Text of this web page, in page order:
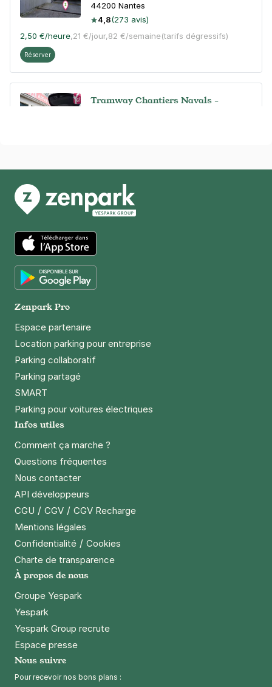
44200 Nantes
4,8(273 avis)
2,50 €/heure,21 €/jour,82 €/semaine(tarifs dégressifs)
Réserver
Tramway Chantiers Navals -
2,40 €/heure,21,60 €/jour,85,20 €/semaine
(tarifs dégressifs)
Réserver
Nantes - Chantiers Navals -
Appart'City
+ Abonnements disponibles
Nantes Centre - Leloup
44100
2 €/heure,18 €/jour,
Réserver
+ Abonnements disponibles
Tramway Moutonnerie - boulevard
12 €/jour,34 €/semaine(tarifs dégressifs)
Réserver
App Store
Zenpark Pro
Espace partenaire
Location parking pour entreprise
Parking collaboratif
Parking partagé
SMART
Parking pour voitures électriques
Infos utiles
Comment ça marche ?
Questions fréquentes
Nous contacter
API développeurs
CGU / CGV / CGV Recharge
Mentions légales
Confidentialité / Cookies
Charte de transparence
À propos de nous
Groupe Yespark
Yespark
Yespark Group recrute
Espace presse
Nous suivre
Pour recevoir nos bons plans :